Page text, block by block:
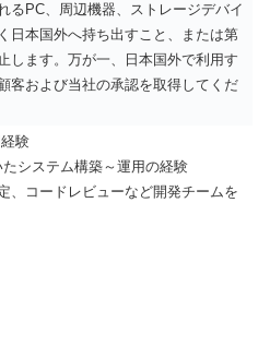
るPC、周辺機器、ストレージデバイ
日本国外へ持ち出すこと、または第
します。万が一、日本国外で利用す
客および当社の承認を取得してくだ
験
システム構築～運用の経験
、コードレビューなど開発チームを